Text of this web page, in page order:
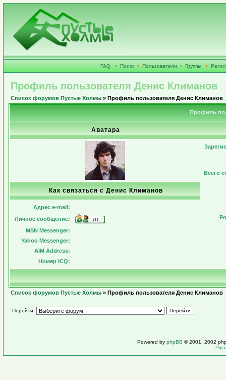
FAQ • Поиск • Пользователи • Группы •
Профиль пользователя Денис Климанов
Список форумов Пустые Холмы » Профиль пользователя Денис Климанов
Профиль
Аватара
Всего
Как связаться с Денис Климанов
Адрес e-mail:
Личное сообщение:
MSN Messenger:
Yahoo Messenger:
AIM Address:
Номер ICQ:
Список форумов Пустые Холмы » Профиль пользователя Денис Климанов
Перейти:
Powered by phpBB © 2001, 2002